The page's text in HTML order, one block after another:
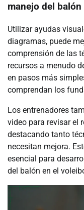
manejo del balón
Utilizar ayudas
diagramas, puede
comprensión de las
recursos a menudo
en pasos más
comprendan los
Los entrenadores
video para revisar el
destacando tanto
necesitan mejora.
esencial para
del balón en el